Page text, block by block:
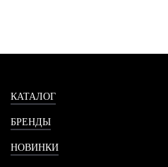
КАТАЛОГ
БРЕНДЫ
НОВИНКИ